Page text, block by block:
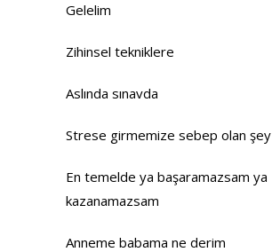
Gelelim
Zihinsel tekniklere
Aslında sınavda
Strese girmemize sebep olan şey
En temelde ya başaramazsam ya
kazanamazsam
Anneme babama ne derim